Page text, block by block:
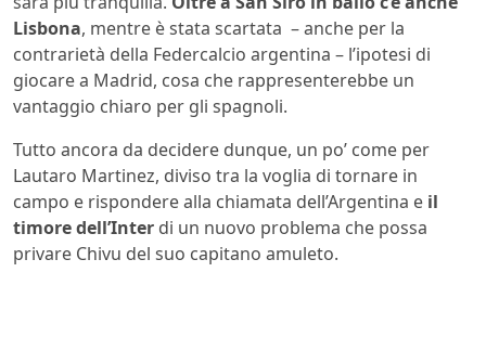
Lisbona, mentre è stata scartata – anche per la
contrarietà della Federcalcio argentina – l’ipotesi di
giocare a Madrid, cosa che rappresenterebbe un
vantaggio chiaro per gli spagnoli.
Tutto ancora da decidere dunque, un po’ come per
Lautaro Martinez, diviso tra la voglia di tornare in
campo e rispondere alla chiamata dell’Argentina e il
timore dell’Inter di un nuovo problema che possa
privare Chivu del suo capitano amuleto.